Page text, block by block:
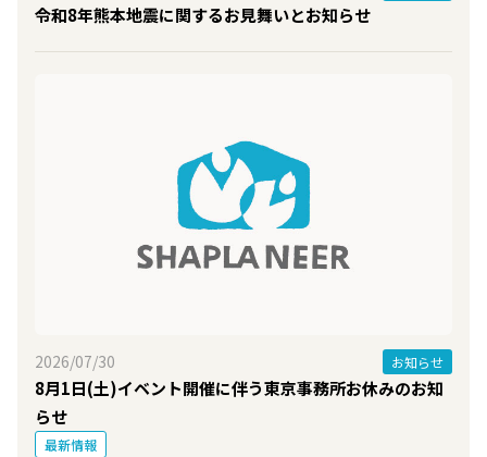
令和8年熊本地震に関するお見舞いとお知らせ
2026/07/30 お知らせ
8月1日(土)イベント開催に伴う東京事務所お休みのお知
らせ
最新情報